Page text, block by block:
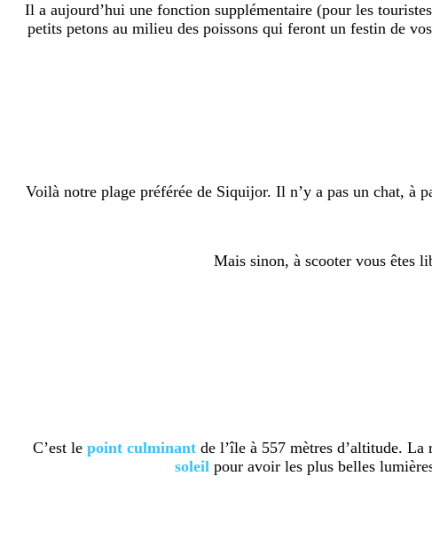
Il a aujourd’hui une fonction supplémentaire (pour les
petits petons au milieu des poissons qui feront un festin de
Voilà notre plage préférée de Siquijor. Il n’y a pas un chat, à
Mais sinon, à scooter vous êtes
C’est le point culminantde l’île à 557 mètres d’altitude. La
soleil pour avoir les plus belles